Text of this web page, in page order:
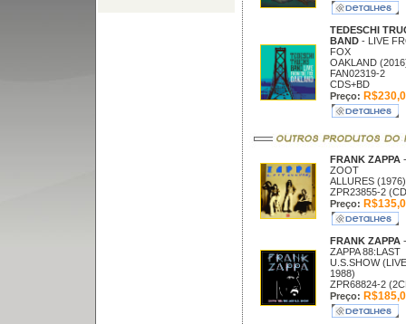
TEDESCHI
BAND - LIVE
FOX
OAKLAND
FAN02319-2
CDS+BD
Preço:
FRANK ZAPPA -
ZOOT
ALLURES (1976)
ZPR23855-2
Preço:
FRANK ZAPPA -
ZAPPA 88:LAST
U.S.SHOW (LIVE
1988)
ZPR68824-2
Preço: